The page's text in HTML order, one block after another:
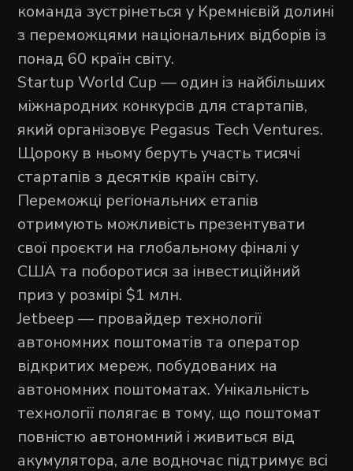
команда зустрінеться у Кремнієвій долині
з переможцями національних відборів із
понад 60 країн світу.
Startup World Cup — один із найбільших
міжнародних конкурсів для стартапів,
який організовує Pegasus Tech Ventures.
Щороку в ньому беруть участь тисячі
стартапів з десятків країн світу.
Переможці регіональних етапів
отримують можливість презентувати
свої проєкти на глобальному фіналі у
США та поборотися за інвестиційний
приз у розмірі $1 млн.
Jetbeep — провайдер технології
автономних поштоматів та оператор
відкритих мереж, побудованих на
автономних поштоматах. Унікальність
технології полягає в тому, що поштомат
повністю автономний і живиться від
акумулятора, але водночас підтримує всі